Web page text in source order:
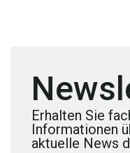
Erhalten Sie
Informationen
aktuelle News